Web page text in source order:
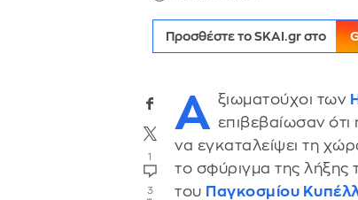
Προσθέστε το SKAI.gr στο
1
3
Α ξιωματούχοι των
επιβεβαίωσαν
να εγκαταλείψει τη
το σφύριγμα της
του Παγκοσμίου